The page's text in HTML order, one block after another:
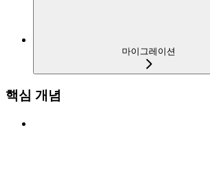
마이그레이션
핵심 개념